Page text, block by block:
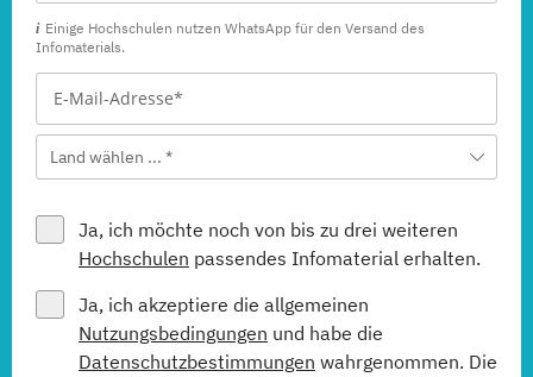
Einige Hochschulen nutzen WhatsApp für den Versand des
Infomaterials.
Land wählen ... *
Ja, ich möchte noch von bis zu drei weiteren
Hochschulen passendes Infomaterial erhalten.
Ja, ich akzeptiere die allgemeinen
Nutzungsbedingungen und habe die
Datenschutzbestimmungen wahrgenommen. Die